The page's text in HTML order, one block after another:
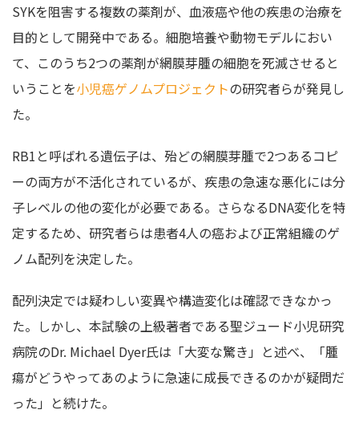
SYKを阻害する複数の薬剤が、血液癌や他の疾患の治療を
目的として開発中である。細胞培養や動物モデルにおい
て、このうち2つの薬剤が網膜芽腫の細胞を死滅させると
いうことを小児癌ゲノムプロジェクトの研究者らが発見し
た。
RB1と呼ばれる遺伝子は、殆どの網膜芽腫で2つあるコピ
ーの両方が不活化されているが、疾患の急速な悪化には分
子レベルの他の変化が必要である。さらなるDNA変化を特
定するため、研究者らは患者4人の癌および正常組織のゲ
ノム配列を決定した。
配列決定では疑わしい変異や構造変化は確認できなかっ
た。しかし、本試験の上級著者である聖ジュード小児研究
病院のDr. Michael Dyer氏は「大変な驚き」と述べ、「腫
瘍がどうやってあのように急速に成長できるのかが疑問だ
った」と続けた。